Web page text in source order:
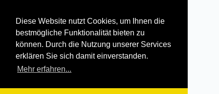
Diese Website nutzt Cookies, um Ihnen die
bestmögliche Funktionalität bieten zu
können. Durch die Nutzung unserer Services
erklären Sie sich damit einverstanden.
Mehr erfahren...